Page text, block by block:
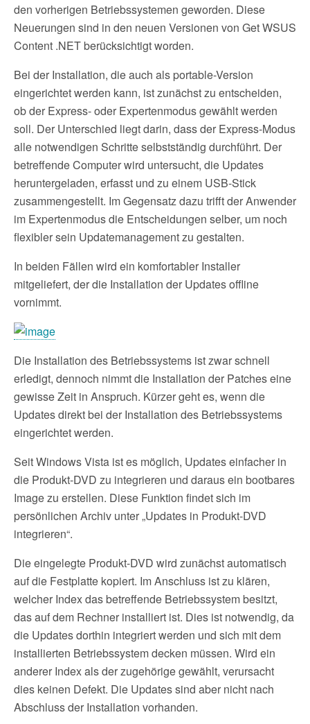
den vorherigen Betriebssystemen geworden. Diese
Neuerungen sind in den neuen Versionen von Get WSUS
Content .NET berücksichtigt worden.
Bei der Installation, die auch als portable-Version
eingerichtet werden kann, ist zunächst zu entscheiden,
ob der Express- oder Expertenmodus gewählt werden
soll. Der Unterschied liegt darin, dass der Express-Modus
alle notwendigen Schritte selbstständig durchführt. Der
betreffende Computer wird untersucht, die Updates
heruntergeladen, erfasst und zu einem USB-Stick
zusammengestellt. Im Gegensatz dazu trifft der Anwender
im Expertenmodus die Entscheidungen selber, um noch
flexibler sein Updatemanagement zu gestalten.
In beiden Fällen wird ein komfortabler Installer
mitgeliefert, der die Installation der Updates offline
vornimmt.
Die Installation des Betriebssystems ist zwar schnell
erledigt, dennoch nimmt die Installation der Patches eine
gewisse Zeit in Anspruch. Kürzer geht es, wenn die
Updates direkt bei der Installation des Betriebssystems
eingerichtet werden.
Seit Windows Vista ist es möglich, Updates einfacher in
die Produkt-DVD zu integrieren und daraus ein bootbares
Image zu erstellen. Diese Funktion findet sich im
persönlichen Archiv unter „Updates in Produkt-DVD
integrieren“.
Die eingelegte Produkt-DVD wird zunächst automatisch
auf die Festplatte kopiert. Im Anschluss ist zu klären,
welcher Index das betreffende Betriebssystem besitzt,
das auf dem Rechner installiert ist. Dies ist notwendig, da
die Updates dorthin integriert werden und sich mit dem
installierten Betriebssystem decken müssen. Wird ein
anderer Index als der zugehörige gewählt, verursacht
dies keinen Defekt. Die Updates sind aber nicht nach
Abschluss der Installation vorhanden.